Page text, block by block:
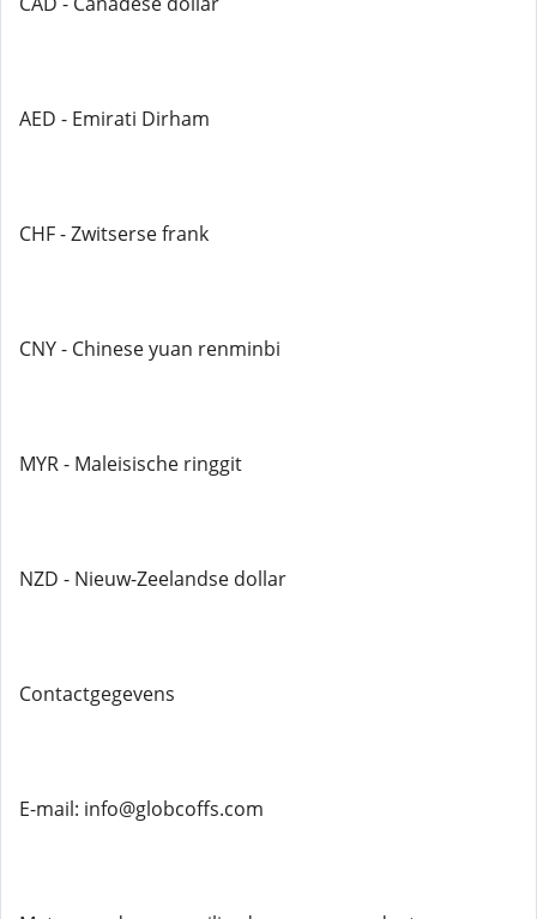
AED - Emirati Dirham
CHF - Zwitserse frank
CNY - Chinese yuan renminbi
MYR - Maleisische ringgit
NZD - Nieuw-Zeelandse dollar
Contactgegevens
E-mail: info@globcoffs.com